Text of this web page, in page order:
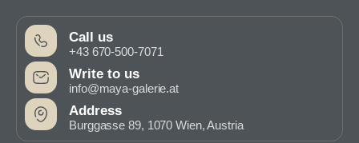
Call us
+43 670-500-7071
Write to us
info@maya-galerie.at
Address
Burggasse 89, 1070 Wien, Austria